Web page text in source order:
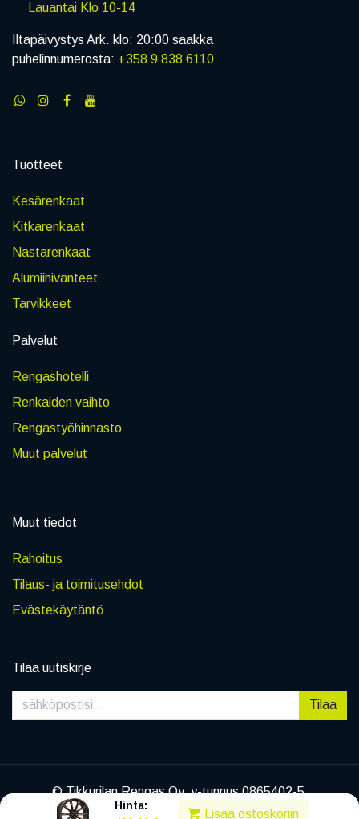
Hinta:
Lisää ostoskoriin
Lauantai Klo 10-14
Iltapäivystys Ark. klo: 20:00 saakka
puhelinnumerosta: +358 9 838 6110
Tuotteet
Kesärenkaat
Kitkarenkaat
Nastarenkaat
Alumiinivanteet
Tarvikkeet
Palvelut
Rengashotelli
Renkaiden vaihto
Rengastyöhinnasto
Muut palvelut
Muut tiedot
Rahoitus
Tilaus- ja toimitusehdot
Evästekäytäntö
Tilaa uutiskirje
Tilaa
© Tikkurilan Rengas Oy, y-tunnus 0865402-5
|Tietosuojaseloste